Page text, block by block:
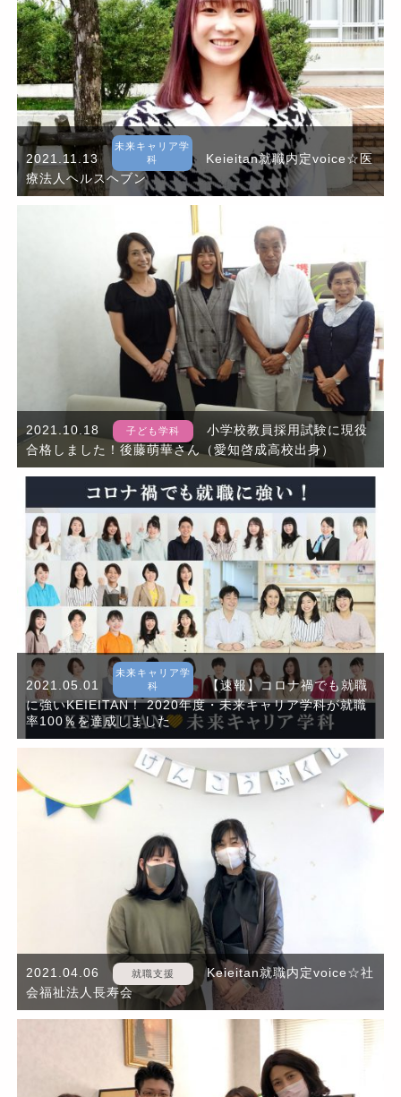
2021.11.13
未来キャリア学
科
Keieitan就職内定voice☆医
療法人ヘルスヘブン
2021.10.18 子ども学科
小学校教員採用試験に現役
合格しました！後藤萌華さん（愛知啓成高校出身）
2021.05.01
未来キャリア学
科
【速報】コロナ禍でも就職
に強いKEIEITAN！ 2020年度・未来キャリア学科が就職
率100％を達成しました
2021.04.06 就職支援
Keieitan就職内定voice☆社
会福祉法人長寿会